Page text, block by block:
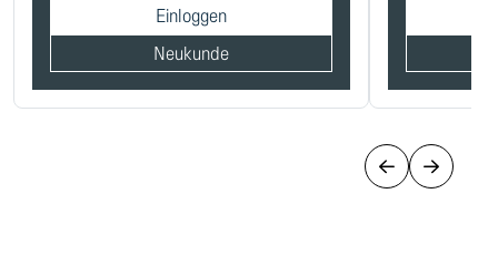
Einloggen
Neukunde